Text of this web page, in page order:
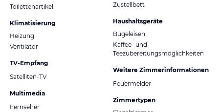
Toilettenartikel
Klimatisierung
Heizung
Ventilator
TV-Empfang
Satelliten-TV
Multimedia
Fernseher
Zustellbett
Haushaltsgeräte
Bügeleisen
Kaffee- und
Teezubereitungsmöglichkeiten
Weitere Zimmerinformationen
Feuermelder
Zimmertypen